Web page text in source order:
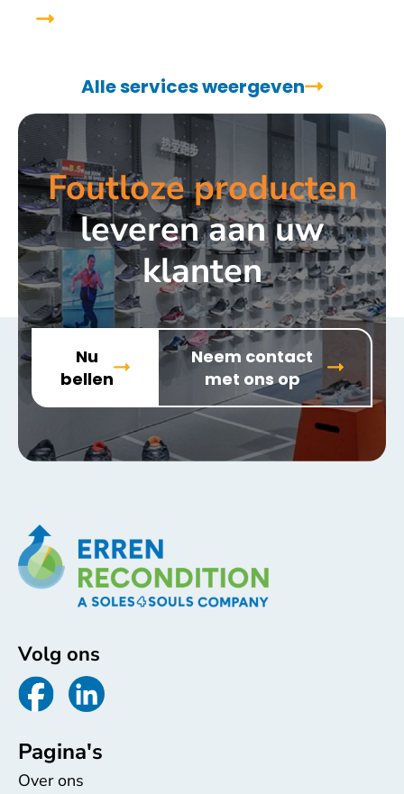
Alle services weergeven
Foutloze producten
leveren aan uw
klanten
Nu
bellen
Neem contact
met ons op
Volg ons
Pagina's
Over ons